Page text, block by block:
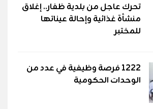
تحرك عاجل من بلدية ظفار.. إغلاق
منشأة غذائية وإحالة عيناتها
للمختبر
1222 فرصة وظيفية في عدد من
الوحدات الحكومية